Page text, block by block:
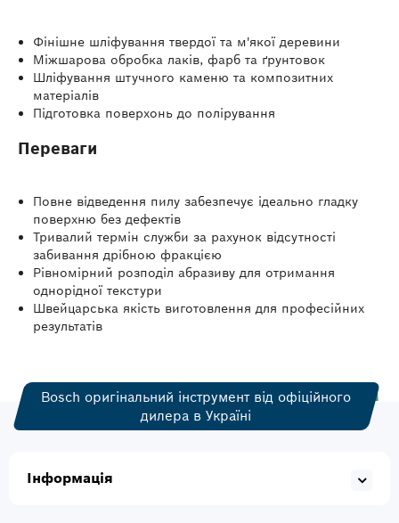
Фінішне шліфування твердої та м'якої деревини
Міжшарова обробка лаків, фарб та ґрунтовок
Шліфування штучного каменю та композитних
матеріалів
Підготовка поверхонь до полірування
Переваги
Повне відведення пилу забезпечує ідеально гладку
поверхню без дефектів
Тривалий термін служби за рахунок відсутності
забивання дрібною фракцією
Рівномірний розподіл абразиву для отримання
однорідної текстури
Швейцарська якість виготовлення для професійних
результатів
Bosch оригінальний інструмент від офіційного
дилера в Україні
Інформація